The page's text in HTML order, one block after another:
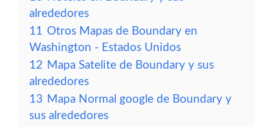
alrededores
11 Otros Mapas de Boundary en
Washington - Estados Unidos
12 Mapa Satelite de Boundary y sus
alrededores
13 Mapa Normal google de Boundary y
sus alrededores